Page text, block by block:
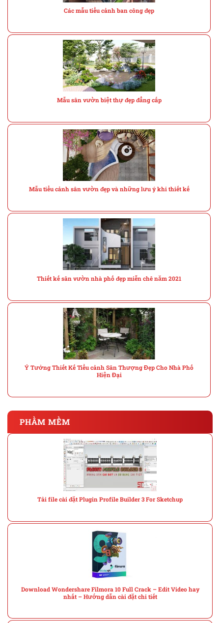
Các mẫu tiểu cảnh ban công đẹp
Mẫu sân vườn biệt thự đẹp đẳng cấp
Mẫu tiểu cảnh sân vườn đẹp và những lưu ý khi thiết kế
Thiết kế sân vườn nhà phố đẹp miễn chê năm 2021
Ý Tưởng Thiết Kế Tiểu cảnh Sân Thượng Đẹp Cho Nhà Phố
Hiện Đại
PHẦM MỀM
Tải file cài đặt Plugin Profile Builder 3 For Sketchup
Download Wondershare Filmora 10 Full Crack – Edit Video hay
nhất – Hướng dẫn cài đặt chi tiết